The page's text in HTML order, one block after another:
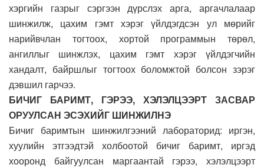
хэргийн газрыг сэргээн дүрслэх арга, аргачлалаар
шинжилж, цахим гэмт хэрэг үйлдэгдсэн ул мөрийг
нарийвчлан тогтоох, хортой программын төрөл,
ангиллыг шинжлэх, цахим гэмт хэрэг үйлдэгчийн
хандалт, байршлыг тогтоох боломжтой болсон зэрэг
дэвшил гарчээ.
БИЧИГ БАРИМТ, ГЭРЭЭ, ХЭЛЭЛЦЭЭРТ ЗАСВАР
ОРУУЛСАН ЭСЭХИЙГ ШИНЖИЛНЭ
Бичиг баримтын шинжилгээний лабораторид: иргэн,
хуулийн этгээдтэй холбоотой бичиг баримт, иргэд
хооронд байгуулсан маргаантай гэрээ, хэлэлцээрт